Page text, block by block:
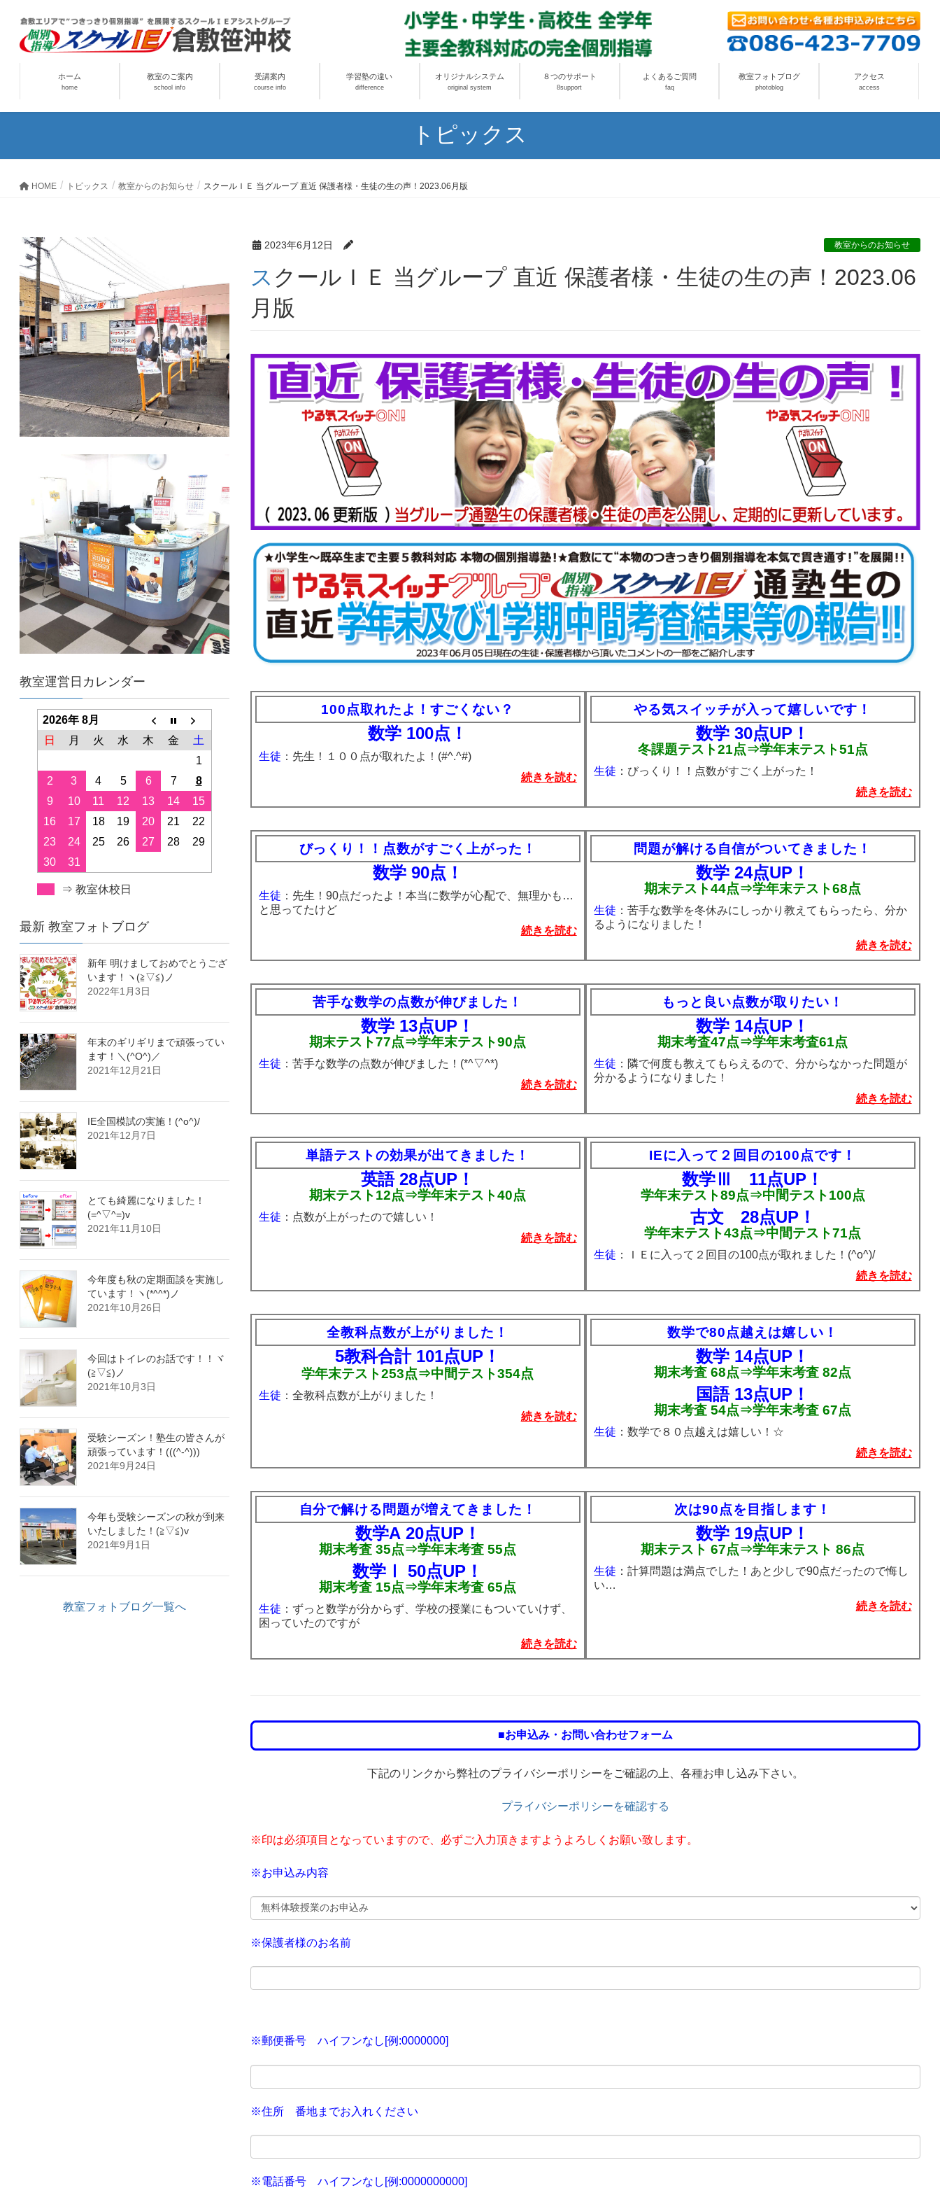
ホーム
home
教室のご案内
school info
受講案内
course info
学習塾の違い
difference
オリジナルシステム
original system
８つのサポート
8support
よくあるご質問
faq
教室フォトブログ
photoblog
アクセス
access
トピックス
HOME トピックス 教室からのお知らせ スクールＩＥ 当グループ 直近 保護者様・生徒の生の声！2023.06月版
2023年6月12日 教室からのお知らせ
スクールＩＥ 当グループ 直近 保護者様・生徒の生の声！2023.06
月版
100点取れたよ！すごくない？
数学 100点！
生徒 ：先生！１００点が取れたよ！(#^.^#)
続きを読む
やる気スイッチが入って嬉しいです！
数学 30点UP！
冬課題テスト21点⇒学年末テスト51点
生徒 ：びっくり！！点数がすごく上がった！
続きを読む
びっくり！！点数がすごく上がった！
数学 90点！
生徒 ：先生！90点だったよ！本当に数学が心配で、無理かも…
と思ってたけど
続きを読む
問題が解ける自信がついてきました！
数学 24点UP！
期末テスト44点⇒学年末テスト68点
生徒 ：苦手な数学を冬休みにしっかり教えてもらったら、分か
るようになりました！
続きを読む
苦手な数学の点数が伸びました！
数学 13点UP！
期末テスト77点⇒学年末テスト90点
生徒 ：苦手な数学の点数が伸びました！(*^▽^*)
続きを読む
もっと良い点数が取りたい！
数学 14点UP！
期末考査47点⇒学年末考査61点
生徒 ：隣で何度も教えてもらえるので、分からなかった問題が
分かるようになりました！
続きを読む
単語テストの効果が出てきました！
英語28点UP！
期末テスト12点⇒学年末テスト40点
生徒 ：点数が上がったので嬉しい！
続きを読む
IEに入って２回目の100点です！
数学Ⅲ 11点UP！
学年末テスト89点⇒中間テスト100点
古文 28点UP！
学年末テスト43点⇒中間テスト71点
生徒 ：ＩＥに入って２回目の100点が取れました！(^o^)/
続きを読む
全教科点数が上がりました！
5教科合計 101点UP！
学年末テスト253点⇒中間テスト354点
生徒 ：全教科点数が上がりました！
続きを読む
数学で80点越えは嬉しい！
数学 14点UP！
期末考査 68点⇒学年末考査 82点
国語 13点UP！
期末考査 54点⇒学年末考査 67点
生徒 ：数学で８０点越えは嬉しい！☆
続きを読む
自分で解ける問題が増えてきました！
数学A 20点UP！
期末考査 35点⇒学年末考査 55点
数学Ⅰ50点UP！
期末考査 15点⇒学年末考査 65点
生徒 ：ずっと数学が分からず、学校の授業にもついていけず、
困っていたのですが
続きを読む
次は90点を目指します！
数学 19点UP！
期末テスト 67点⇒学年末テスト 86点
生徒 ：計算問題は満点でした！あと少しで90点だったので悔し
い…
続きを読む
■お申込み・お問い合わせフォーム
下記のリンクから弊社のプライバシーポリシーをご確認の上、各種お申し込み下さい。
プライバシーポリシーを確認する
※印は必須項目となっていますので、必ずご入力頂きますようよろしくお願い致します。
※お申込み内容
※保護者様のお名前
※郵便番号 ハイフンなし[例:0000000]
※住所 番地までお入れください
※電話番号 ハイフンなし[例:0000000000]
教室運営日カレンダー
2026年 8月
日
月 火 水 木 金
土
1
2
3 4 5 6 7
8
9
10 11 12 13 14
15
16
17 18 19 20 21
22
23
24 25 26 27 28
29
30
31
⇒ 教室休校日
最新 教室フォトブログ
新年 明けましておめでとうござ
います！ヽ(≧▽≦)ノ
2022年1月3日
年末のギリギリまで頑張ってい
ます！＼(^O^)／
2021年12月21日
IE全国模試の実施！(^o^)/
2021年12月7日
とても綺麗になりました！
(=^▽^=)v
2021年11月10日
今年度も秋の定期面談を実施し
ています！ヽ(*^^*)ノ
2021年10月26日
今回はトイレのお話です！！ヾ
(≧▽≦)ノ
2021年10月3日
受験シーズン！塾生の皆さんが
頑張っています！(((^-^)))
2021年9月24日
今年も受験シーズンの秋が到来
いたしました！(≧▽≦)v
2021年9月1日
教室フォトブログ一覧へ